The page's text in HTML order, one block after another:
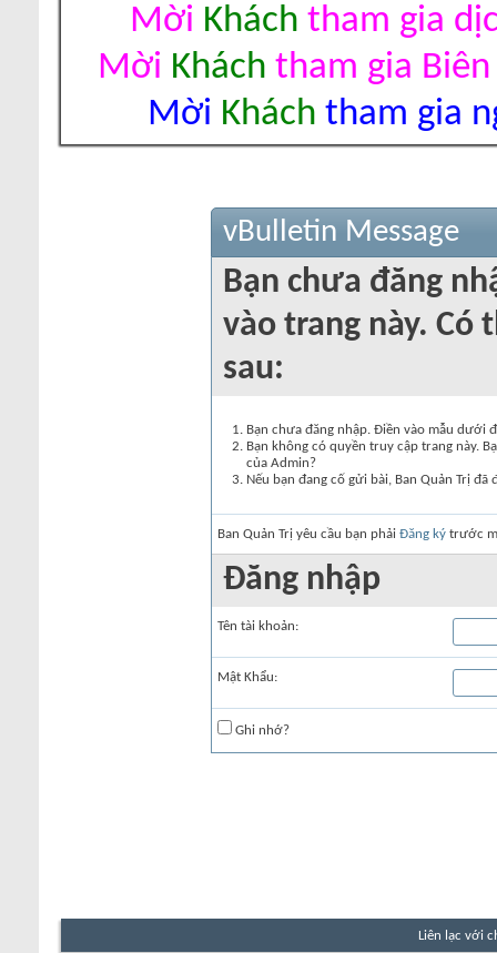
Mời Khách tham gia
Mời Khách tham gia
Mời Khách tham gia
vBulletin Message
Bạn chưa đăng
vào trang này. Có
sau:
Bạn chưa đăng nhập. Điền vào mẫu dưới
Bạn không có quyền truy cập trang này.
của Admin?
Nếu bạn đang cố gửi bài, Ban Quản Trị
Ban Quản Trị yêu cầu bạn phải Đăng ký trước
Đăng nhập
Tên tài khoản:
Mật Khẩu:
Ghi nhớ?
Liên lạc với